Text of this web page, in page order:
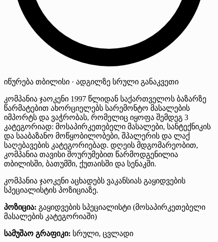
იწურება თბილისი · ადგილზე სრული განაკვეთი
კომპანია ჯაოკენი 1997 წლიდან საქართველოს ბაზარზე
წარმატებით ახორციელებს სარემონტო მასალების
იმპორტს და ვაჭრობას, რომელიც იყოფა შემდეგ 3
კატეგორიად: მოსაპირკეთებელი მასალები, სანტექნიკის
და სააბაზანო მოწყობილობები, შპალერის და ლაქ
საღებავების კატეგორიებად. დღეის მდგომარეობით,
კომპანია თავისი შოურუმებით წარმოდგენილია
თბილისში, ბათუმში, ქუთაისში და სენაკში.
კომპანია ჯაოკენი აცხადებს ვაკანსიას გაყიდვების
სპეციალისტის პოზიციაზე.
პოზიცია: გაყიდვების სპეციალისტი (მოსაპირკეთებელი
მასალების კატეგორიაში)
სამუშაო გრაფიკი: სრული, ცვლადი